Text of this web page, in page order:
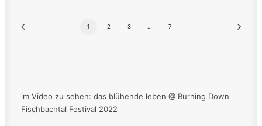
1 2 3 … 7
im Video zu sehen: das blühende leben @ Burning Down
Fischbachtal Festival 2022